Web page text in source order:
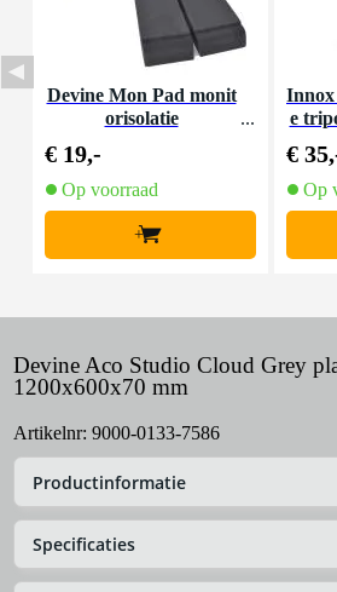
Devine Mon Pad monit
orisolatie
€ 19,-
Op voorraad
+
e
€
Op
Devine Aco Studio Cloud Grey
1200x600x70 mm
Artikelnr: 9000-0133-7586
Productinformatie
Specificaties